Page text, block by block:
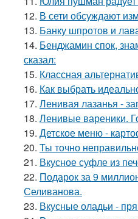
12. В сети обсуждают
13. Банку шпротов и
14. Бенджамин спок,
сказал:
15. Классная
16. Как выбрать
17. Ленивая лазанья -
18. Ленивые вареники.
19. Детское меню -
20. Ты точно
21. Вкусное суфле из
22. Подарок за 9
Селиванова.
23. Вкусные оладьи -